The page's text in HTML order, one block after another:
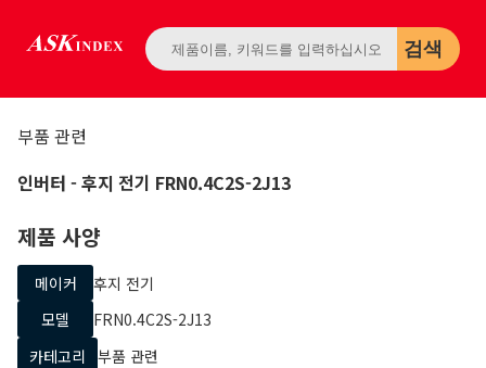
검색
부품 관련
인버터 - 후지 전기 FRN0.4C2S-2J13
제품 사양
메이커
후지 전기
모델
FRN0.4C2S-2J13
카테고리
부품 관련